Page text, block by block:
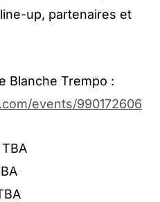
up, partenaires et
Blanche Trempo :
events/990172606